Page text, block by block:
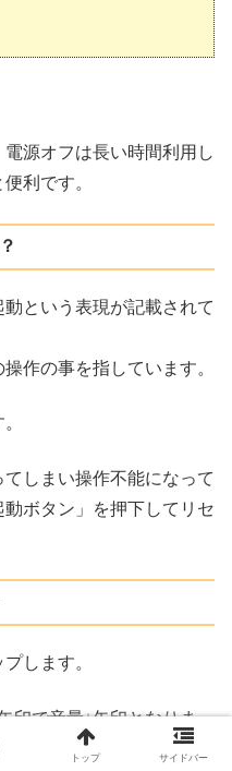
源オフは長い時間利用し
利です。
という表現が記載されて
作の事を指しています。
しまい操作不能になって
ボタン」を押下してリセ
します。
印で音量↓矢印となりま
トップ サイドバー